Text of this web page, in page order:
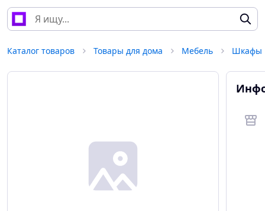
Каталог товаров Товары для дома Мебель Шкафы